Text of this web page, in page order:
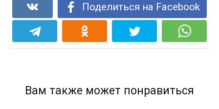
Поделиться на Facebook
Вам также может понравиться